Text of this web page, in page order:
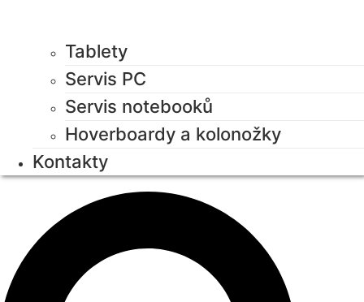
Tablety
Servis PC
Servis notebooků
Hoverboardy a kolonožky
Kontakty